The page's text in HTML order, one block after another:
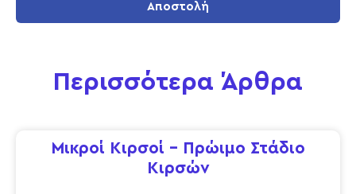
Αποστολή
Περισσότερα Άρθρα
Μικροί Κιρσοί – Πρώιμο Στάδιο
Κιρσών